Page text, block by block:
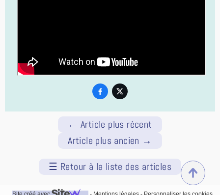
 
←Article plus récent
Article plus ancien →
☰ Retour à la liste des articles